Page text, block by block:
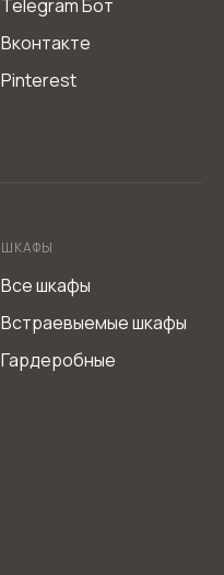
Telegram Бот
Вконтакте
Pinterest
ШКАФЫ
Все шкафы
Встраевыемые шкафы
Гардеробные